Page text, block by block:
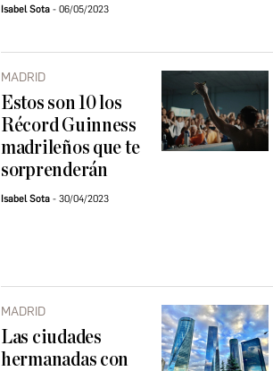
Isabel Sota 06/05/2023
MADRID
Estos son 10 los
Récord Guinness
madrileños que te
sorprenderán
Isabel Sota 30/04/2023
MADRID
Las ciudades
hermanadas con